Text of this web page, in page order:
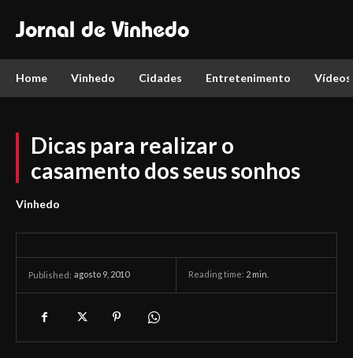
Jornal de Vinhedo
Home Vinhedo Cidades Entretenimento Vídeos
Dicas para realizar o
casamento dos seus sonhos
Vinhedo
Published: agosto 9, 2010 Reading time: 2 min.